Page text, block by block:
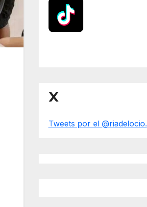
X
Tweets por el @riadelocio.